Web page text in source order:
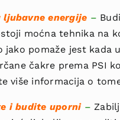
energije –
moćna tehnika na
pomaže jest kada
čakre prema PSI
više informacija o
i budite uporni –